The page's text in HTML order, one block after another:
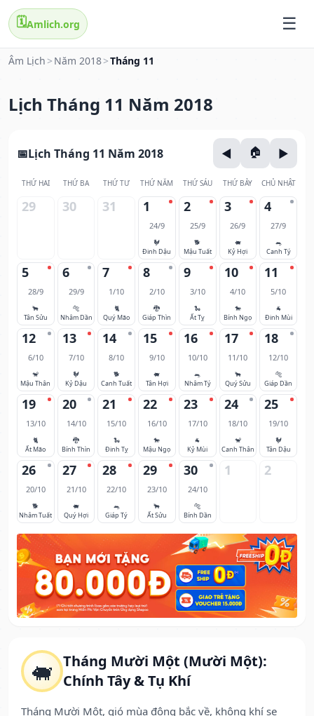
🗓️Amlich.org
Âm Lịch > Năm 2018>Tháng 11
Lịch Tháng 11 Năm 2018
🐖 Tháng Mười Một (Mười Một):
Chính Tây & Tụ Khí
Tháng Mười Một, gió mùa đông bắc về, không khí se
Lịch Tháng 11 Năm 2018
THỨ HAI THỨ BA THỨ TƯ THỨ NĂM THỨ SÁU THỨ BẢY CHỦ NHẬT
29 30 31 1
24/9
🐓
Đinh Dậu
2
25/9
🐕
Mậu Tuất
3
26/9
🐖
Kỷ Hợi
4
27/9
🐀
Canh Tý
5
28/9
🐂
Tân Sửu
6
29/9
🐅
Nhâm Dần
7
1/10
🐈
Quý Mão
8
2/10
🐉
Giáp Thìn
9
3/10
🐍
Ất Tỵ
10
4/10
🐎
Bính Ngọ
11
5/10
🐐
Đinh Mùi
12
6/10
🐒
Mậu Thân
13
7/10
🐓
Kỷ Dậu
14
8/10
🐕
Canh Tuất
15
9/10
🐖
Tân Hợi
16
10/10
🐀
Nhâm Tý
17
11/10
🐂
Quý Sửu
18
12/10
🐅
Giáp Dần
19
13/10
🐈
Ất Mão
20
14/10
🐉
Bính Thìn
21
15/10
🐍
Đinh Tỵ
22
16/10
🐎
Mậu Ngọ
23
17/10
🐐
Kỷ Mùi
24
18/10
🐒
Canh Thân
25
19/10
🐓
Tân Dậu
26
20/10
🐕
Nhâm Tuất
27
21/10
🐖
Quý Hợi
28
22/10
🐀
Giáp Tý
29
23/10
🐂
Ất Sửu
30
24/10
🐅
Bính Dần
1 2